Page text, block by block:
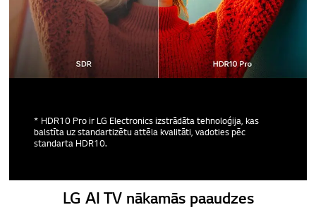
* HDR10 Pro ir LG Electronics izstrādāta tehnoloģija, kas
balstīta uz standartizētu attēla kvalitāti, vadoties pēc
standarta HDR10.
LG AI TV nākamās paaudzes